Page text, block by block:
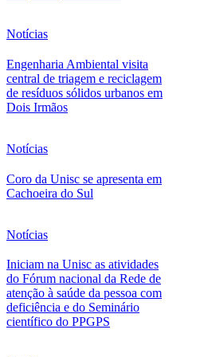
Notícias
Engenharia Ambiental visita
central de triagem e reciclagem
de resíduos sólidos urbanos em
Dois Irmãos
Notícias
Coro da Unisc se apresenta em
Cachoeira do Sul
Notícias
Iniciam na Unisc as atividades
do Fórum nacional da Rede de
atenção à saúde da pessoa com
deficiência e do Seminário
científico do PPGPS